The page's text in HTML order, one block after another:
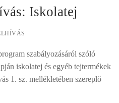
Iskolatej
szabályozásáról szóló
iskolatej és egyéb tejtermékek
1. sz. mellékletében szereplő